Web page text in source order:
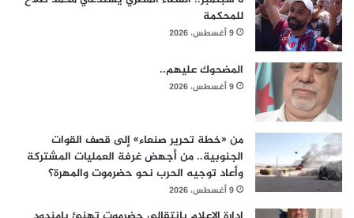
للمحكمة
9 أغسطس، 2026
المضحوك عليهم..
9 أغسطس، 2026
من «خطة تحرير صنعاء» إلى قصف القوات
الجنوبية.. من أجهض غرفة العمليات المشتركة
وأعاد توجيه الحرب نحو حضرموت والمهرة؟
9 أغسطس، 2026